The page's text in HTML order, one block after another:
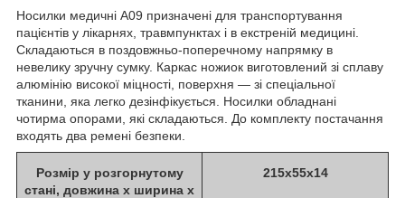
Носилки медичні А09 призначені для транспортування
пацієнтів у лікарнях, травмпунктах і в екстреній медицині.
Складаються в поздовжньо-поперечному напрямку в
невелику зручну сумку. Каркас ножиок виготовлений зі сплаву
алюмінію високої міцності, поверхня — зі спеціальної
тканини, яка легко дезінфікується. Носилки обладнані
чотирма опорами, які складаються. До комплекту постачання
входять два ремені безпеки.
Розмір у розгорнутому
стані, довжина х ширина х
215х55х14